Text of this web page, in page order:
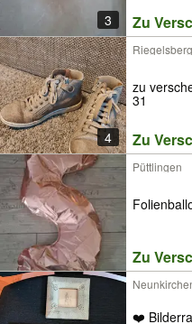
3 Zu
4
Riegelsberg
zu
31
Zu
Püttlingen
Zu
❤️